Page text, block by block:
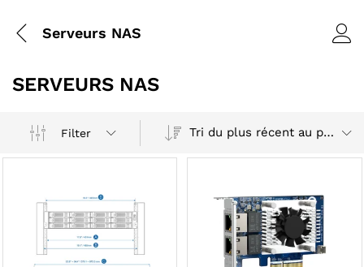
Serveurs NAS
SERVEURS NAS
Filter Tri du plus récent au plus ancien